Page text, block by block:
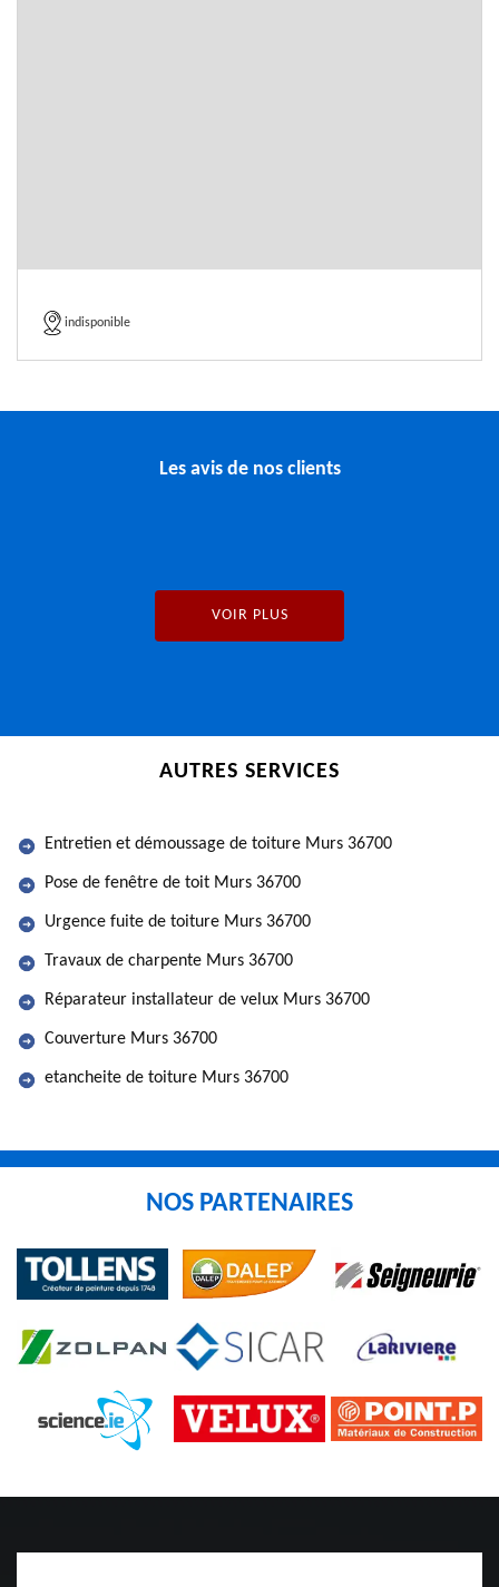
indisponible
Les avis de nos clients
VOIR PLUS
AUTRES SERVICES
Entretien et démoussage de toiture Murs 36700
Pose de fenêtre de toit Murs 36700
Urgence fuite de toiture Murs 36700
Travaux de charpente Murs 36700
Réparateur installateur de velux Murs 36700
Couverture Murs 36700
etancheite de toiture Murs 36700
NOS PARTENAIRES